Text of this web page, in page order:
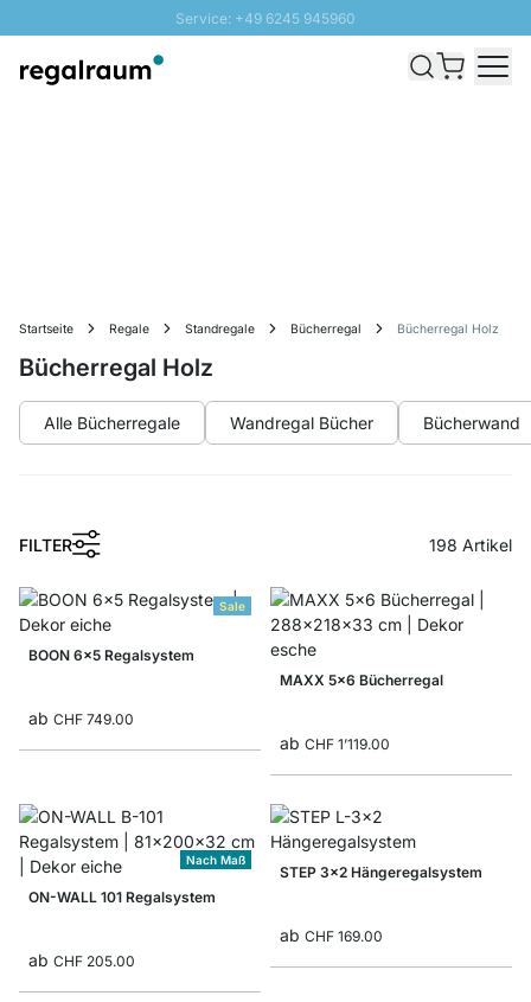
Service: +49 6245 945960
Versand & Zoll gratis ab 300 CHF
Startseite Regale Standregale Bücherregal Bücherregal Holz
Bücherregal Holz
Alle Bücherregale Wandregal Bücher Bücherwand
FILTER 198 Artikel
Sale
BOON 6x5 Regalsystem
ab CHF 749.00
MAXX 5x6 Bücherregal
ab CHF 1’119.00
Nach Maß
ON-WALL 101 Regalsystem
ab CHF 205.00
STEP 3x2 Hängeregalsystem
ab CHF 169.00